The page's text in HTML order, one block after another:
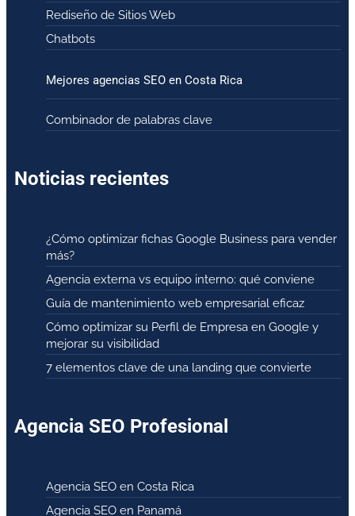
Rediseño de Sitios Web
Chatbots
Mejores agencias SEO en Costa Rica
Combinador de palabras clave
Noticias recientes
¿Cómo optimizar fichas Google Business para vender
más?
Agencia externa vs equipo interno: qué conviene
Guía de mantenimiento web empresarial eficaz
Cómo optimizar su Perfil de Empresa en Google y
mejorar su visibilidad
7 elementos clave de una landing que convierte
Agencia SEO Profesional
Agencia SEO en Costa Rica
Agencia SEO en Panamá